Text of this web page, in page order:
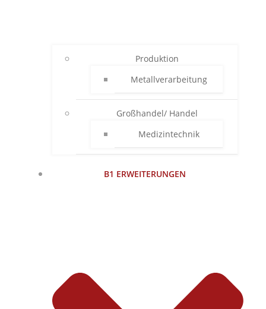
Produktion
Metallverarbeitung
Großhandel/ Handel
Medizintechnik
B1 ERWEITERUNGEN